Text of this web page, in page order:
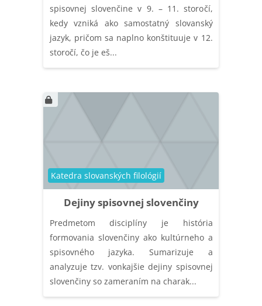
spisovnej slovenčine v 9. – 11. storočí,
kedy vzniká ako samostatný slovanský
jazyk, pričom sa naplno konštituuje v 12.
storočí, čo je eš...
Dejiny spisovnej slovenčiny
Catégorie de cours
Katedra slovanských filológií
Predmetom disciplíny je história
formovania slovenčiny ako kultúrneho a
spisovného jazyka. Sumarizuje a
analyzuje tzv. vonkajšie dejiny spisovnej
slovenčiny so zameraním na charak...